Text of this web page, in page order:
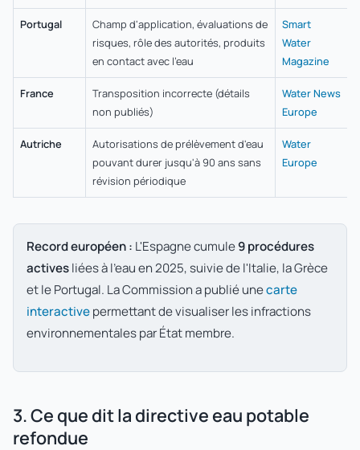
Portugal
Champ d'application, évaluations de
risques, rôle des autorités, produits
en contact avec l'eau
Smart
Water
Magazine
France
Transposition incorrecte (détails
non publiés)
Water News
Europe
Autriche
Autorisations de prélèvement d'eau
pouvant durer jusqu'à 90 ans sans
révision périodique
Water
Europe
Record européen : L'Espagne cumule9 procédures
activesliées à l'eau en 2025, suivie de l'Italie, la Grèce
et le Portugal. La Commission a publié unecarte
interactivepermettant de visualiser les infractions
environnementales par État membre.
3. Ce que dit la directive eau potable
refondue